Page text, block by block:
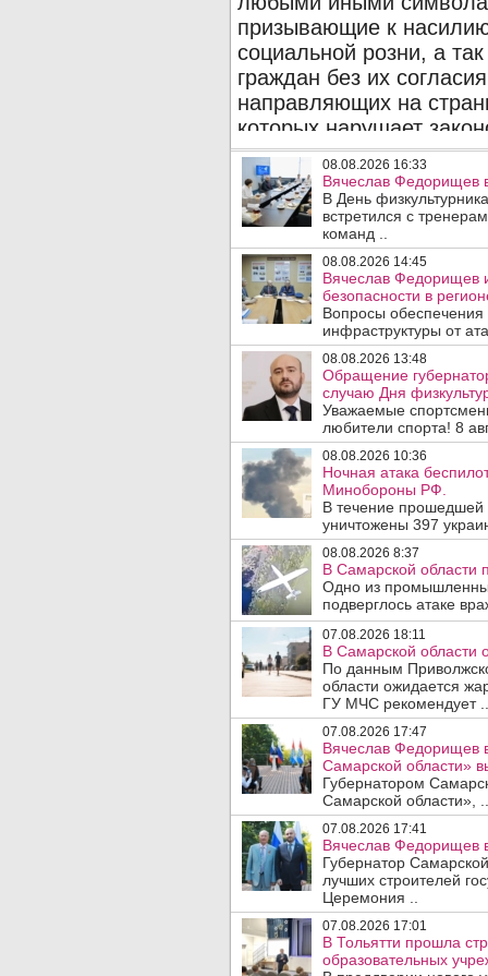
08.08.2026 16:33
Вячеслав Федорищев
В День
встретился с
команд ..
08.08.2026 14:45
Вячеслав Федорищев
безопасности в
Вопросы обеспечения
инфраструктуры от
08.08.2026 13:48
Обращение
случаю Дня
Уважаемые
любители спорта! 8
08.08.2026 10:36
Ночная атака
Минобороны РФ.
В течение
уничтожены 397
08.08.2026 8:37
В Самарской области
Одно из
подверглось атаке
07.08.2026 18:11
В Самарской области
По данным
области ожидается
ГУ МЧС рекомендует ..
07.08.2026 17:47
Вячеслав Федорищев
Самарской области»
Губернатором
Самарской области», ..
07.08.2026 17:41
Вячеслав Федорищев
Губернатор
лучших строителей
Церемония ..
07.08.2026 17:01
В Тольятти прошла
образовательных